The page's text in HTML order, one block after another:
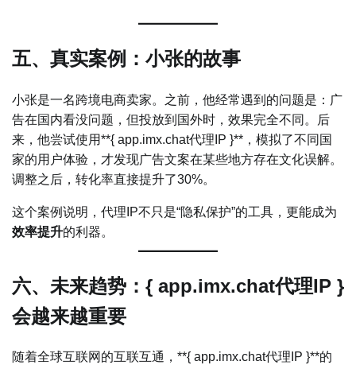
五、真实案例：小张的故事
小张是一名跨境电商卖家。之前，他经常遇到的问题是：广
告在国内看没问题，但投放到国外时，效果完全不同。后
来，他尝试使用**{ app.imx.chat代理IP }**，模拟了不同国
家的用户体验，才发现广告文案在某些地方存在文化误解。
调整之后，转化率直接提升了30%。
这个案例说明，代理IP不只是“隐私保护”的工具，更能成为
效率提升的利器。
六、未来趋势：{ app.imx.chat代理IP }
会越来越重要
随着全球互联网的互联互通，**{ app.imx.chat代理IP }**的